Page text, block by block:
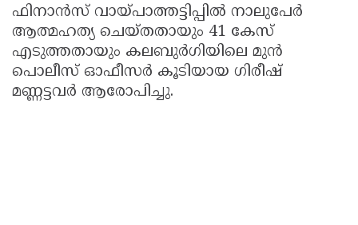
ഫിനാൻസ്‌ വായ്‌പാത്തട്ടിപ്പിൽ നാലുപേർ
ആത്മഹത്യ ചെയ്‌തതായും 41 കേസ്‌
എടുത്തതായും കലബുർഗിയിലെ മുൻ
പൊലീസ്‌ ഓഫീസർ കൂടിയായ ഗിരീഷ്‌
മണ്ണട്ടവർ ആരോപിച്ചു.